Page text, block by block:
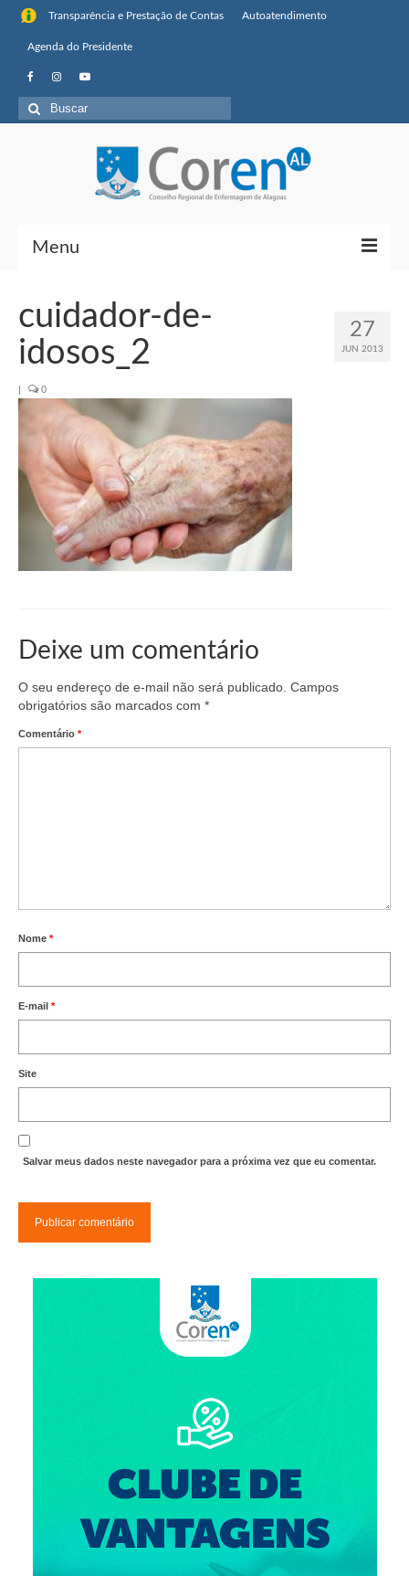
Transparência e Prestação de Contas Autoatendimento
Agenda do Presidente
Buscar
por:
Menu
Sobre o Coren-AL
Missão, visão de futuro e valores
Organograma
Conselheiros e Diretoria
Câmaras Técnicas
Carta de Serviços ao Cidadão
Governança
Eleições 2023
Eleições Anteriores
Resoluções
Desagravo Público
Processos Éticos
Procedimento para registro
Clube de Vantagens
Reserva de auditório
Ouvidoria
Contatos
27
JUN 2013
cuidador-de-
idosos_2
| 0
Deixe um comentário
O seu endereço de e-mail não será publicado. Campos
obrigatórios são marcados com *
Comentário *
Nome *
E-mail *
Site
Salvar meus dados neste navegador para a próxima vez que eu comentar.